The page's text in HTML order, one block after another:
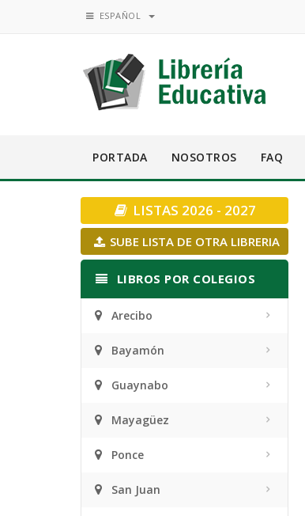
ESPAÑOL
PORTADA NOSOTROS FAQ
LISTAS 2026 - 2027
SUBE LISTA DE OTRA LIBRERIA
LIBROS POR COLEGIOS
Arecibo
Bayamón
Guaynabo
Mayagüez
Ponce
San Juan